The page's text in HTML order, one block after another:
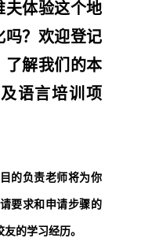
夫体验这个地
吗？欢迎登记
了解我们的本
语言培训项
的负责老师将为你
要求和申请步骤的
的学习经历。